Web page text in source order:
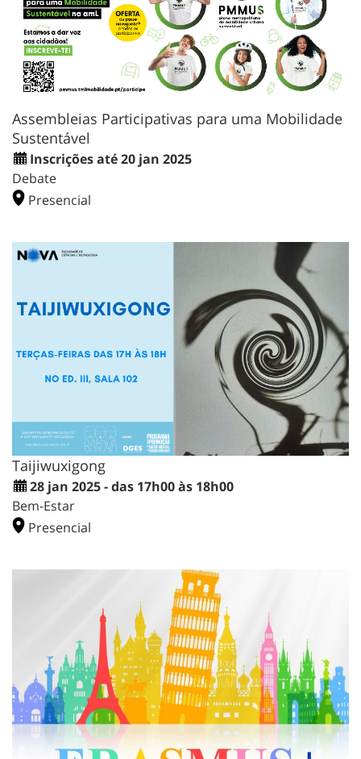
Assembleias Participativas para uma Mobilidade
Sustentável
Inscrições até 20 jan 2025
Debate
Presencial
Taijiwuxigong
28 jan 2025 - das 17h00 às 18h00
Bem-Estar
Presencial